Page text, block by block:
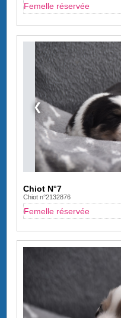
Femelle réservée
❮
Chiot N°7
Chiot n°2132876
Femelle réservée